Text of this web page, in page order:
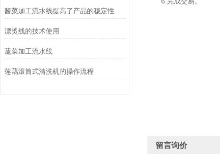
漂烫线的技术使用
蔬菜加工流水线
莲藕滚筒式清洗机的操作流程
留言询价